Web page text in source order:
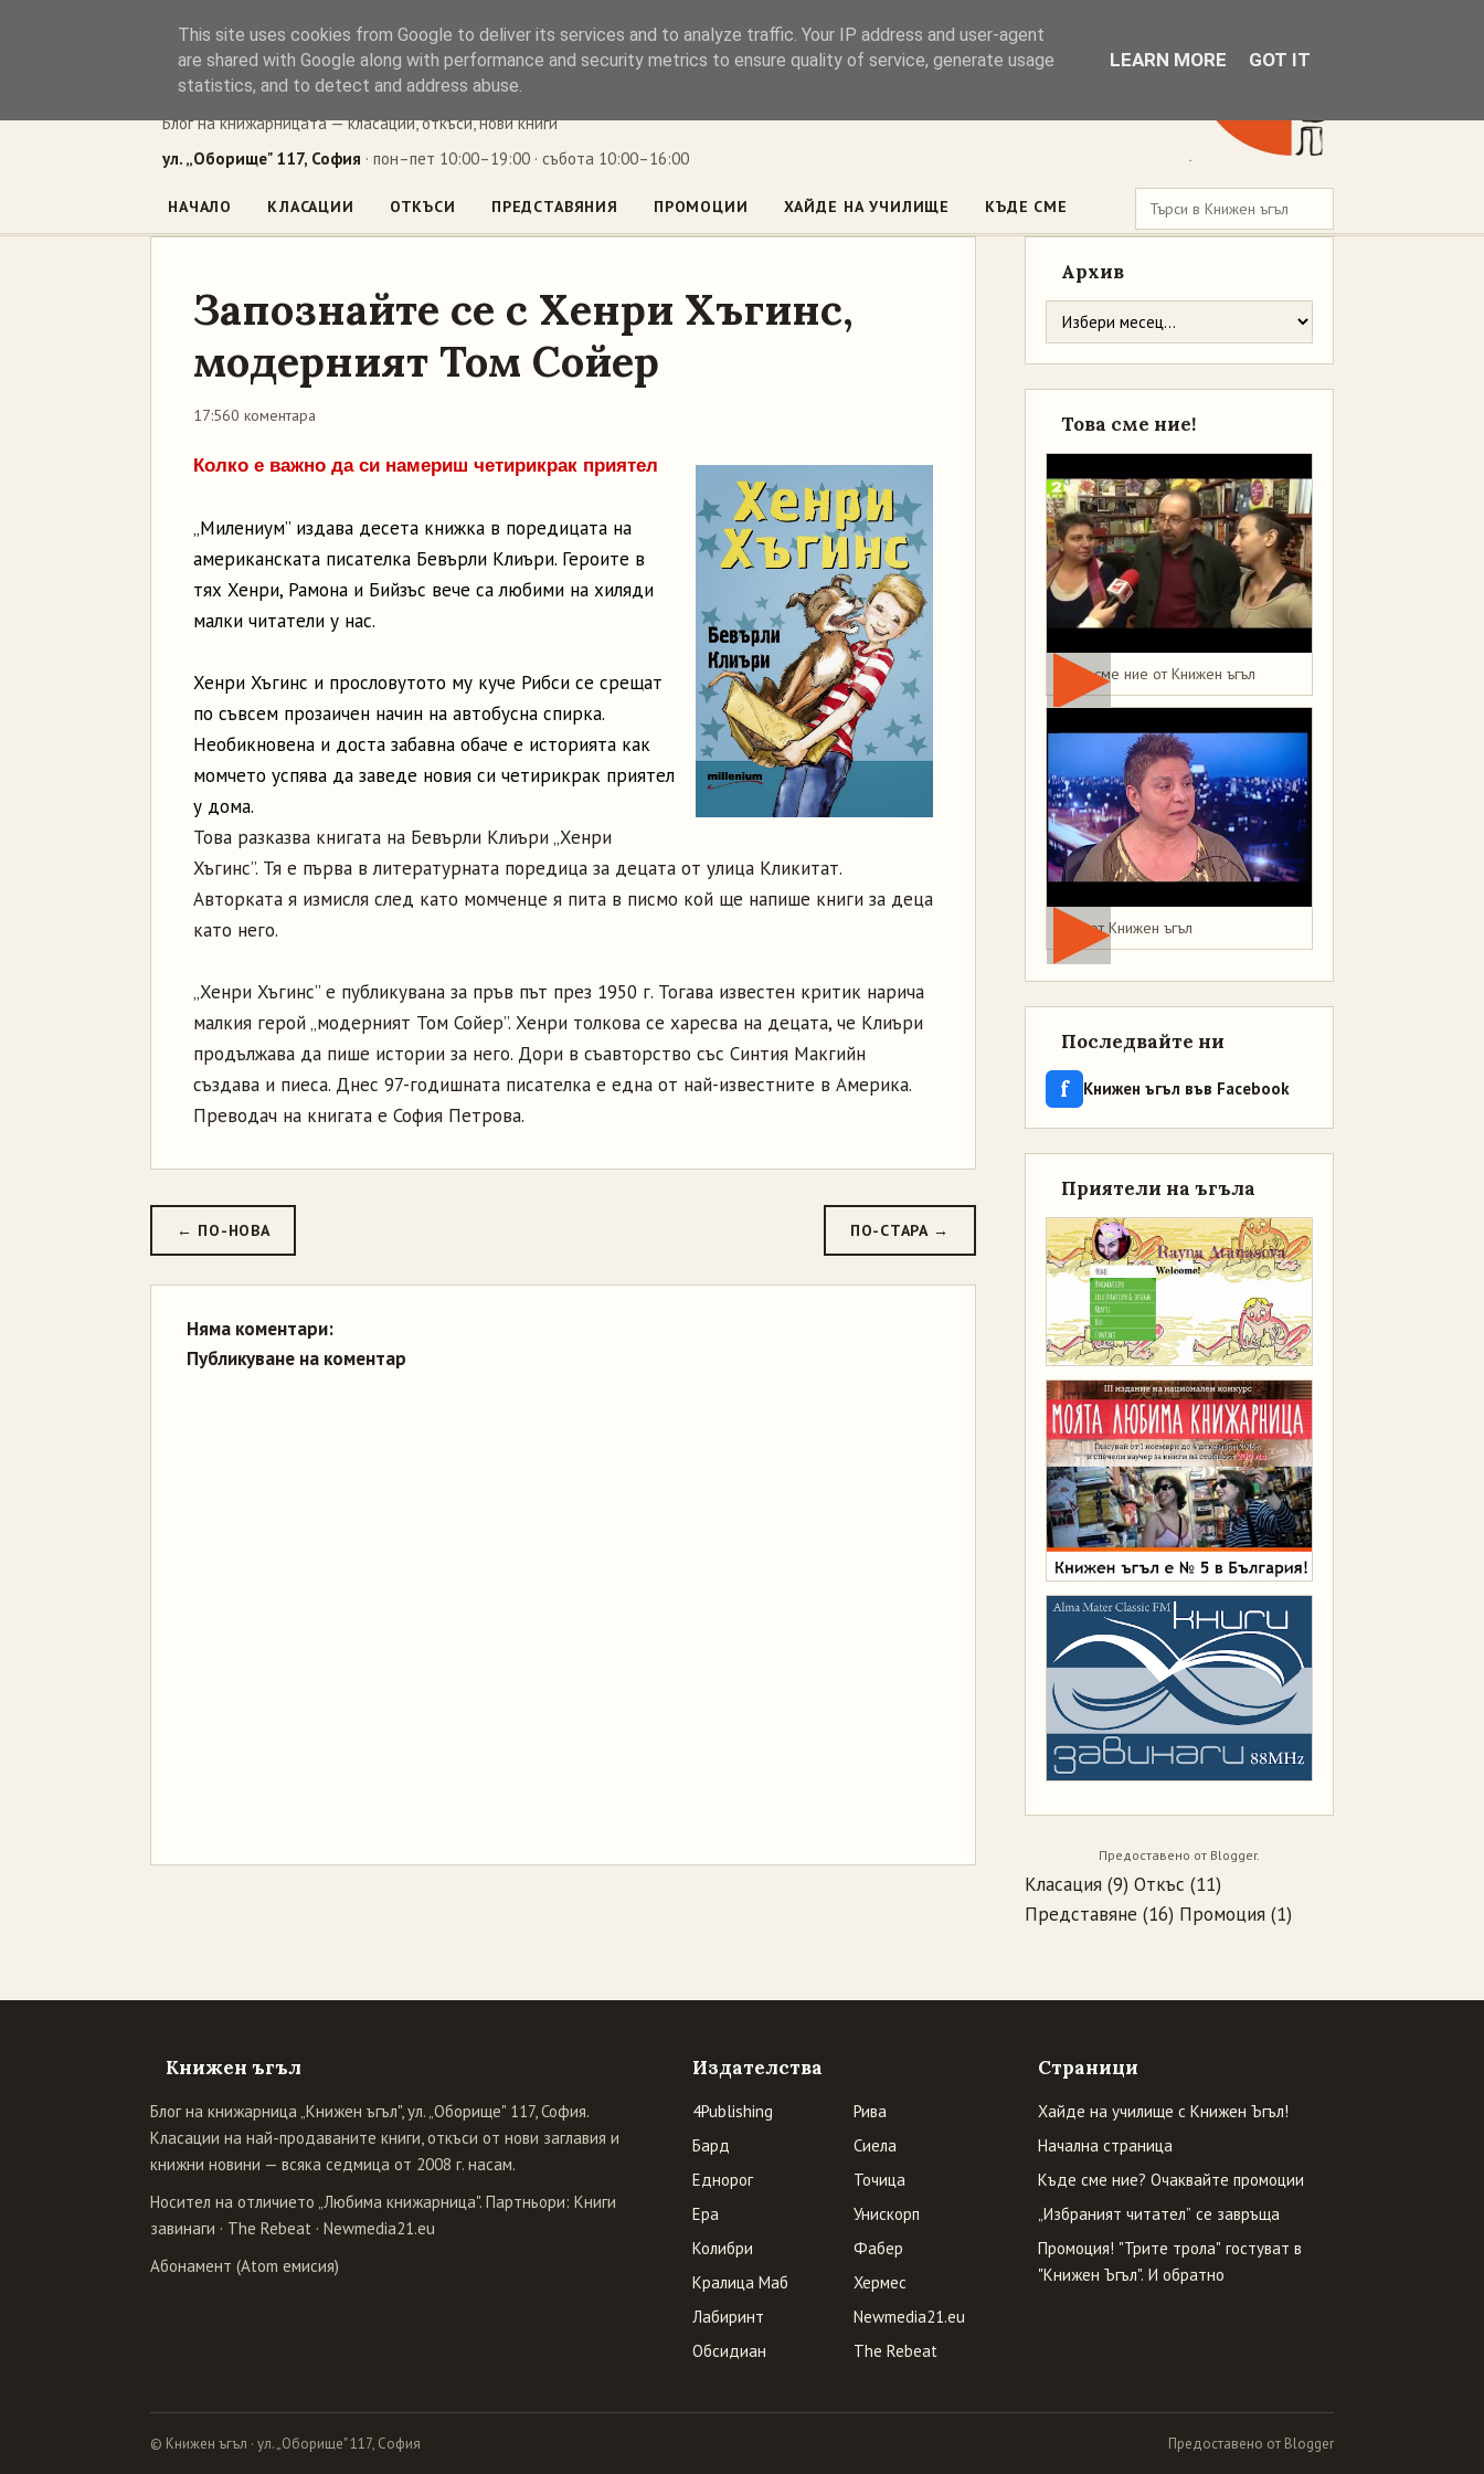
Книжен ъгъл
Блог на книжарницата — класации, откъси, нови книги
ул. „Оборище" 117, София · пон–пет 10:00–19:00 · събота 10:00–16:00
НАЧАЛО КЛАСАЦИИ ОТКЪСИ ПРЕДСТАВЯНИЯ ПРОМОЦИИ ХАЙДЕ НА УЧИЛИЩЕ КЪДЕ СМЕ
Запознайте се с Хенри Хъгинс,
модерният Том Сойер
17:560 коментара
Колко е важно да си намериш четирикрак приятел
„Милениум” издава десета книжка в поредицата на
американската писателка Бевърли Клиъри. Героите в
тях Хенри, Рамона и Бийзъс вече са любими на хиляди
малки читатели у нас.
Хенри Хъгинс и прословутото му куче Рибси се срещат
по съвсем прозаичен начин на автобусна спирка.
Необикновена и доста забавна обаче е историята как
момчето успява да заведе новия си четирикрак приятел
у дома.
Това разказва книгата на Бевърли Клиъри „Хенри
Хъгинс”. Тя е първа в литературната поредица за децата от улица Кликитат.
Авторката я измисля след като момченце я пита в писмо кой ще напише книги за деца
като него.
„Хенри Хъгинс” е публикувана за пръв път през 1950 г. Тогава известен критик нарича
малкия герой „модерният Том Сойер”. Хенри толкова се харесва на децата, че Клиъри
продължава да пише истории за него. Дори в съавторство със Синтия Макгийн
създава и пиеса. Днес 97-годишната писателка е една от най-известните в Америка.
Преводач на книгата е София Петрова.
← ПО-НОВА ПО-СТАРА →
Няма коментари:
Публикуване на коментар
Архив
Това сме ние!
Това сме ние от Книжен ъгъл
Мая от Книжен ъгъл
Последвайте ни
f Книжен ъгъл във Facebook
Приятели на ъгъла
Предоставено от Blogger.
Класация (9) Откъс (11)
Представяне (16) Промоция (1)
Книжен ъгъл
Блог на книжарница „Книжен ъгъл", ул. „Оборище" 117, София.
Класации на най-продаваните книги, откъси от нови заглавия и
книжни новини — всяка седмица от 2008 г. насам.
Носител на отличието „Любима книжарница". Партньори: Книги
завинаги · The Rebeat · Newmedia21.eu
Абонамент (Atom емисия)
Издателства
4Publishing
Бард
Еднорог
Ера
Колибри
Кралица Маб
Лабиринт
Обсидиан
Рива
Сиела
Точица
Унискорп
Фабер
Хермес
Newmedia21.eu
The Rebeat
Страници
Хайде на училище с Книжен Ъгъл!
Начална страница
Къде сме ние? Очаквайте промоции
„Избраният читател” се завръща
Промоция! "Трите трола" гостуват в
"Книжен Ъгъл". И обратно
© Книжен ъгъл · ул. „Оборище" 117, София Предоставено от Blogger
This site uses cookies from Google to deliver its services and to analyze traffic. Your IP address and user-agent
are shared with Google along with performance and security metrics to ensure quality of service, generate usage
statistics, and to detect and address abuse.
LEARN MORE GOT IT